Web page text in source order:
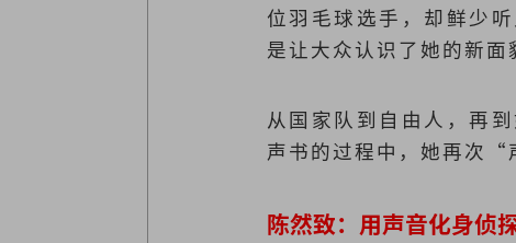
位羽毛球选手，却鲜少
是让大众认识了她的新面
从国家队到自由人，再
声书的过程中，她再次“
陈然致：用声音化身侦